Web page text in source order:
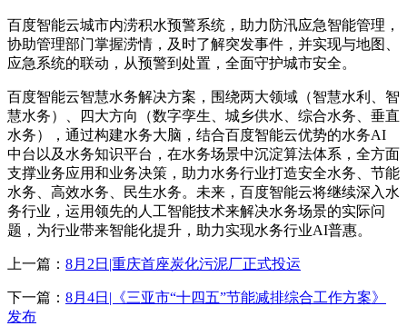
百度智能云城市内涝积水预警系统，助力防汛应急智能管理，
协助管理部门掌握涝情，及时了解突发事件，并实现与地图、
应急系统的联动，从预警到处置，全面守护城市安全。
百度智能云智慧水务解决方案，围绕两大领域（智慧水利、智
慧水务）、四大方向（数字孪生、城乡供水、综合水务、垂直
水务），通过构建水务大脑，结合百度智能云优势的水务AI
中台以及水务知识平台，在水务场景中沉淀算法体系，全方面
支撑业务应用和业务决策，助力水务行业打造安全水务、节能
水务、高效水务、民生水务。未来，百度智能云将继续深入水
务行业，运用领先的人工智能技术来解决水务场景的实际问
题，为行业带来智能化提升，助力实现水务行业AI普惠。
上一篇： 8月2日|重庆首座炭化污泥厂正式投运
下一篇： 8月4日|《三亚市“十四五”节能减排综合工作方案》
发布